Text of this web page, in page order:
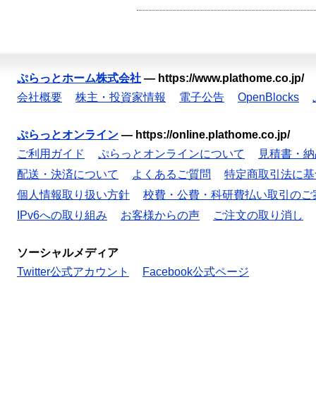
ぷらっとホーム株式会社 — https://www.plathome.co.jp/
会社概要
株主・投資家情報 電子公告 OpenBlocks
ぷらっとオンライン — https://online.plathome.co.jp/
ご利用ガイド
ぷらっとオンラインについて
見積書・
配送・決済について
よくあるご質問
特定商取引法に
個人情報取り扱い方針
校費・公費・科研費払い取引のご
IPv6への取り組み
お客様からの声 ご注文の取り消し
ソーシャルメディア
Twitter公式アカウント
Facebook公式ページ